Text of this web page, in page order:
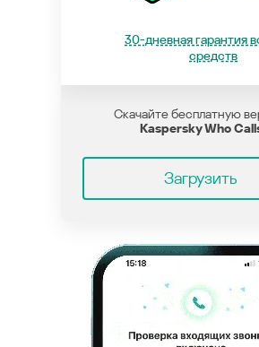
30-дневная гарантия
средств
Скачайте бесплатную
Kaspersky Who
Загрузить